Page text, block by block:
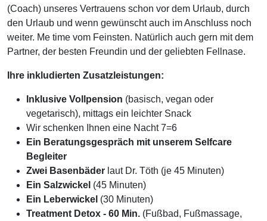
(Coach) unseres Vertrauens schon vor dem Urlaub, durch
den Urlaub und wenn gewünscht auch im Anschluss noch
weiter. Me time vom Feinsten. Natürlich auch gern mit dem
Partner, der besten Freundin und der geliebten Fellnase.
Ihre inkludierten Zusatzleistungen:
Inklusive Vollpension (basisch, vegan oder
vegetarisch), mittags ein leichter Snack
Wir schenken Ihnen eine Nacht 7=6
Ein Beratungsgespräch mit unserem Selfcare
Begleiter
Zwei Basenbäder laut Dr. Töth (je 45 Minuten)
Ein Salzwickel (45 Minuten)
Ein Leberwickel (30 Minuten)
Treatment Detox - 60 Min. (Fußbad, Fußmassage,